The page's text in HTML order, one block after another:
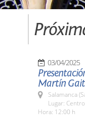
03/04/2025
Martín
Salamanca
Lugar:
Hora: 12:00 h